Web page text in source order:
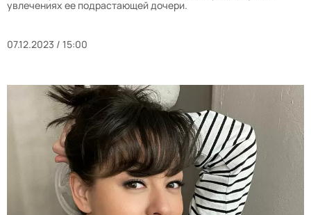
увлечениях ее подрастающей дочери.
07.12.2023 / 15:00